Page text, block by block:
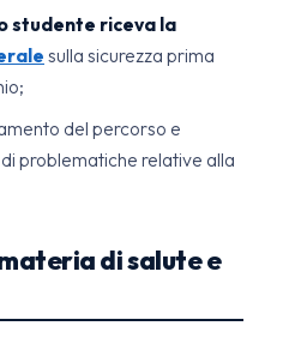
studente riceva la
sulla sicurezza prima
del percorso e
problematiche relative alla
di salute e